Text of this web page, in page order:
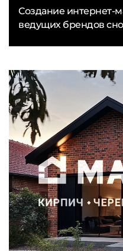
Создание интернет-
ведущих брендов